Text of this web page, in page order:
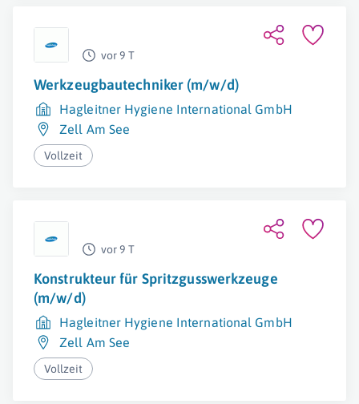
vor 9 T
Werkzeugbautechniker (m/w/d)
Hagleitner Hygiene International GmbH
Zell Am See
Vollzeit
vor 9 T
Konstrukteur für Spritzgusswerkzeuge
(m/w/d)
Hagleitner Hygiene International GmbH
Zell Am See
Vollzeit